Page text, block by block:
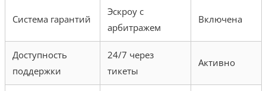
Система гарантий
Эскроу с
арбитражем
Включена
Доступность
поддержки
24/7 через
тикеты
Активно